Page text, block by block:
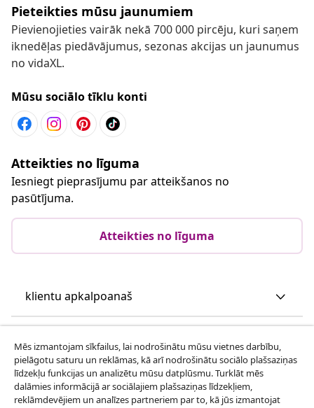
Pieteikties mūsu jaunumiem
Pievienojieties vairāk nekā 700 000 pircēju, kuri saņem
iknedēļas piedāvājumus, sezonas akcijas un jaunumus
no vidaXL.
Mūsu sociālo tīklu konti
Atteikties no līguma
Iesniegt pieprasījumu par atteikšanos no
pasūtījuma.
Atteikties no līguma
klientu apkalpoanaš
vidaXL
Mēs izmantojam sīkfailus, lai nodrošinātu mūsu vietnes darbību,
pielāgotu saturu un reklāmas, kā arī nodrošinātu sociālo plašsaziņas
līdzekļu funkcijas un analizētu mūsu datplūsmu. Turklāt mēs
dalāmies informācijā ar sociālajiem plašsaziņas līdzekļiem,
reklāmdevējiem un analīzes partneriem par to, kā jūs izmantojat